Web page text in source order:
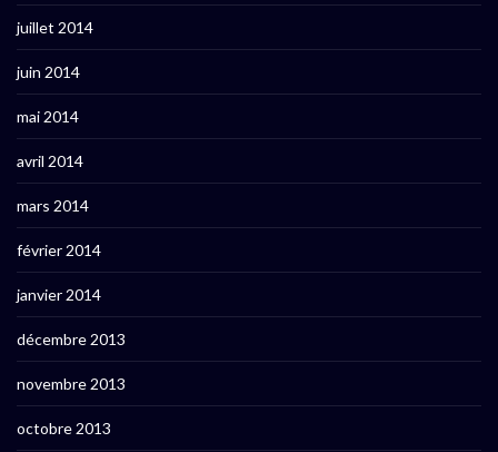
juillet 2014
juin 2014
mai 2014
avril 2014
mars 2014
février 2014
janvier 2014
décembre 2013
novembre 2013
octobre 2013